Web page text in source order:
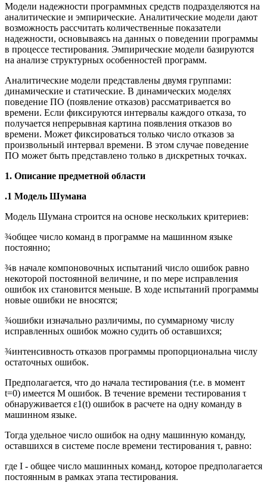
Модели надежности программных средств подразделяются на
аналитические и эмпирические. Аналитические модели дают
возможность рассчитать количественные показатели
надежности, основываясь на данных о поведении программы
в процессе тестирования. Эмпирические модели базируются
на анализе структурных особенностей программ.
Аналитические модели представлены двумя группами:
динамические и статические. В динамических моделях
поведение ПО (появление отказов) рассматривается во
времени. Если фиксируются интервалы каждого отказа, то
получается непрерывная картина появления отказов во
времени. Может фиксироваться только число отказов за
произвольный интервал времени. В этом случае поведение
ПО может быть представлено только в дискретных точках.
1. Описание предметной области
.1 Модель Шумана
Модель Шумана строится на основе нескольких критериев:
¾общее число команд в программе на машинном языке
постоянно;
¾в начале компоновочных испытаний число ошибок равно
некоторой постоянной величине, и по мере исправления
ошибок их становится меньше. В ходе испытаний программы
новые ошибки не вносятся;
¾ошибки изначально различимы, по суммарному числу
исправленных ошибок можно судить об оставшихся;
¾интенсивность отказов программы пропорциональна числу
остаточных ошибок.
Предполагается, что до начала тестирования (т.е. в момент
t=0) имеется M ошибок. В течение времени тестирования τ
обнаруживается ε1(t) ошибок в расчете на одну команду в
машинном языке.
Тогда удельное число ошибок на одну машинную команду,
оставшихся в системе после времени тестирования τ, равно:
где I - общее число машинных команд, которое предполагается
постоянным в рамках этапа тестирования.